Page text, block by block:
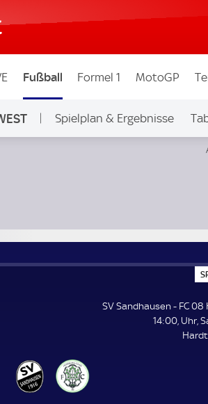
Fußball Formel 1 MotoGP
Spielplan & Ergebnisse
SV Sandhausen - FC 08
14:00, Uhr,